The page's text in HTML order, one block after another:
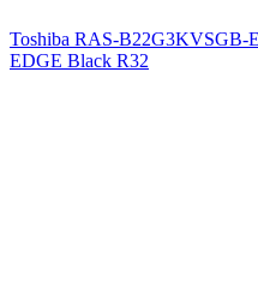
Toshiba RAS-B22G3KVSGB-
EDGE Black R32